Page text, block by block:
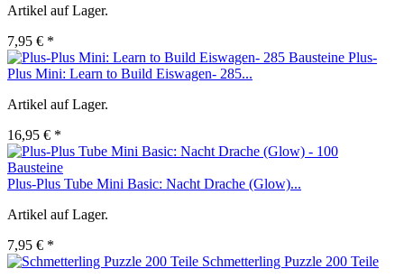
Artikel auf Lager.
7,95 € *
Plus-
Plus Mini: Learn to Build Eiswagen- 285...
Artikel auf Lager.
16,95 € *
Plus-Plus Tube Mini Basic: Nacht Drache (Glow)...
Artikel auf Lager.
7,95 € *
Schmetterling Puzzle 200 Teile